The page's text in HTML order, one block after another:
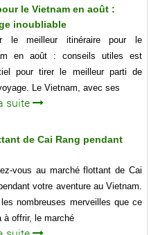
le Vietnam en août :
inoubliable
le meilleur itinéraire pour le
en août : conseils utiles est
pour tirer le meilleur parti de
Le Vietnam, avec ses
suite
de Cai Rang pendant
vous au marché flottant de Cai
votre aventure au Vietnam.
les nombreuses merveilles que ce
à offrir, le marché